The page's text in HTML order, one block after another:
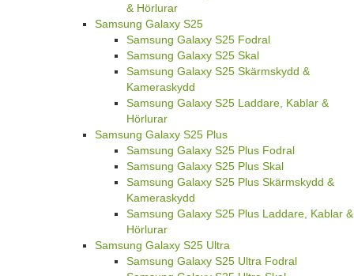
& Hörlurar
Samsung Galaxy S25
Samsung Galaxy S25 Fodral
Samsung Galaxy S25 Skal
Samsung Galaxy S25 Skärmskydd &
Kameraskydd
Samsung Galaxy S25 Laddare, Kablar &
Hörlurar
Samsung Galaxy S25 Plus
Samsung Galaxy S25 Plus Fodral
Samsung Galaxy S25 Plus Skal
Samsung Galaxy S25 Plus Skärmskydd &
Kameraskydd
Samsung Galaxy S25 Plus Laddare, Kablar &
Hörlurar
Samsung Galaxy S25 Ultra
Samsung Galaxy S25 Ultra Fodral